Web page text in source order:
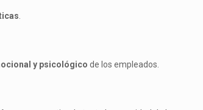
y psicológico de los empleados.